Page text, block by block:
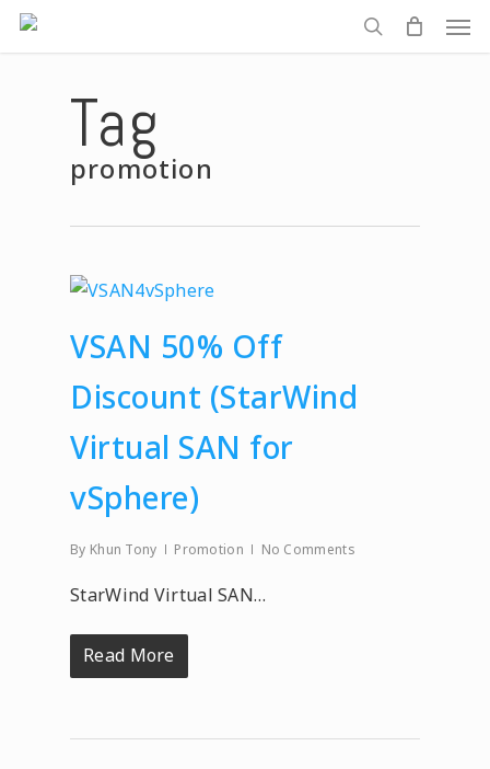
Skip
to
search
Tag
promotion
VSAN 50% Off
Discount (StarWind
Virtual SAN for
vSphere)
By Khun Tony Promotion No Comments
StarWind Virtual SAN…
Read More